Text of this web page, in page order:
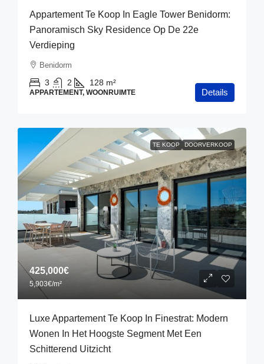
Appartement Te Koop In Eagle Tower Benidorm:
Panoramisch Sky Residence Op De 22e
Verdieping
Benidorm
3 2 128 m²
APPARTEMENT, WOONRUIMTE Details
TE KOOP DOORVERKOOP
425,000€
5,903€/m²
Luxe Appartement Te Koop In Finestrat: Modern
Wonen In Het Hoogste Segment Met Een
Schitterend Uitzicht